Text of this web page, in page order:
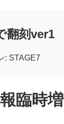
翻刻ver1
: STAGE7
臨時